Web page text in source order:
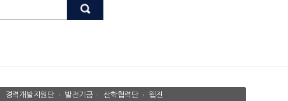
경력개발지원단 발전기금 산학협력단 웹진